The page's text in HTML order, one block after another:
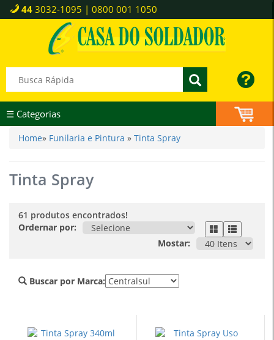
44 3032-1095 | 0800 001 1050
☰ Categorias
Home» Funilaria e Pintura » Tinta Spray
Tinta Spray
61 produtos encontrados!
Ordernar por:
Mostar:
Buscar por Marca: